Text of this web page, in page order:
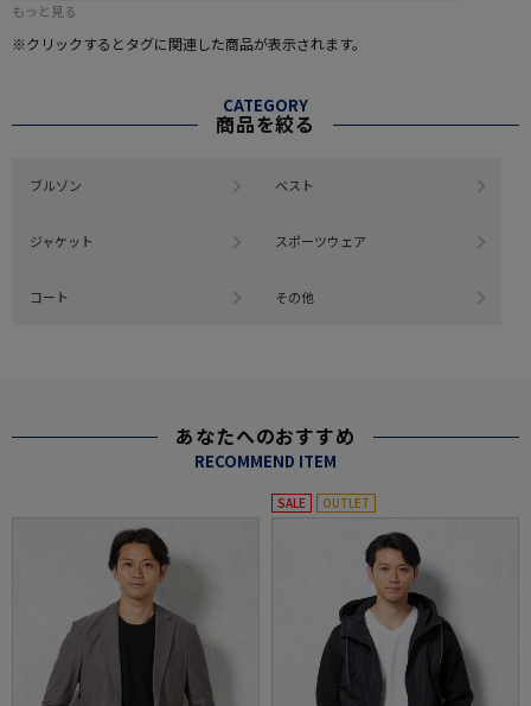
もっと見る
※クリックするとタグに関連した商品が表示されます。
CATEGORY
商品を絞る
ブルゾン ベスト
ジャケット スポーツウェア
コート その他
あなたへのおすすめ
RECOMMEND ITEM
SALE OUTLET